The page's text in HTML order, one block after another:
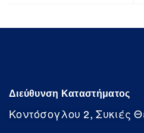
Διεύθυνση Καταστήματος
Κοντόσογλου 2, Συκιές